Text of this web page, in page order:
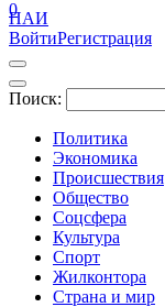
ПАИ
ВойтиРегистрация
Поиск:
Политика
Экономика
Происшествия
Общество
Соцсфера
Культура
Спорт
Жилконтора
Страна и мир
0